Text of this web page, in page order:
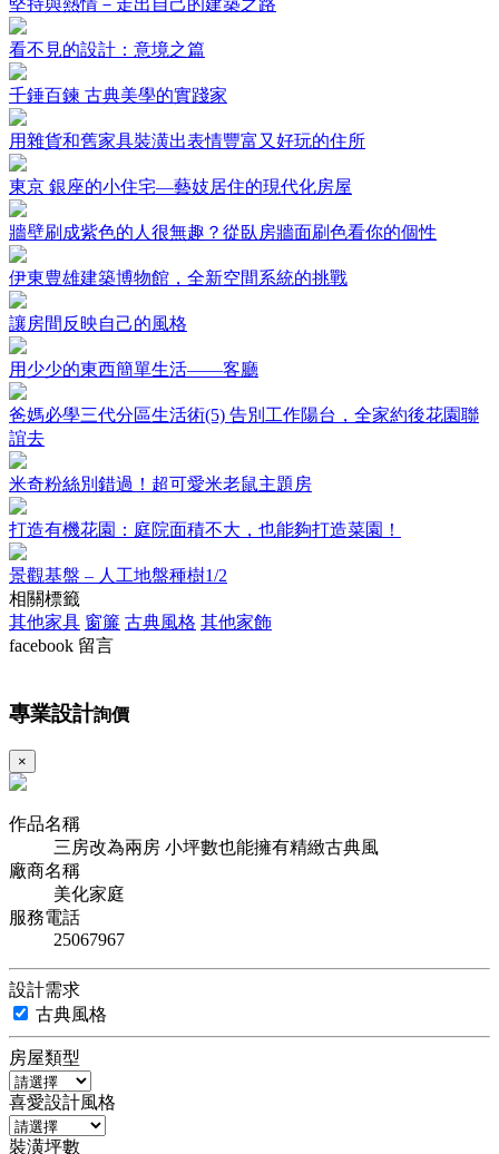
堅持與熱情－走出自己的建築之路
看不見的設計：意境之篇
千錘百鍊 古典美學的實踐家
用雜貨和舊家具裝潢出表情豐富又好玩的住所
東京 銀座的小住宅—藝妓居住的現代化房屋
牆壁刷成紫色的人很無趣？從臥房牆面刷色看你的個性
伊東豊雄建築博物館，全新空間系統的挑戰
讓房間反映自己的風格
用少少的東西簡單生活——客廳
爸媽必學三代分區生活術(5) 告別工作陽台，全家約後花園聯
誼去
米奇粉絲別錯過！超可愛米老鼠主題房
打造有機花園：庭院面積不大，也能夠打造菜園！
景觀基盤 – 人工地盤種樹1/2
相關標籤
其他家具 窗簾 古典風格 其他家飾
facebook 留言
專業設計詢價
×
作品名稱
三房改為兩房 小坪數也能擁有精緻古典風
廠商名稱
美化家庭
服務電話
25067967
設計需求
古典風格
房屋類型
喜愛設計風格
裝潢坪數